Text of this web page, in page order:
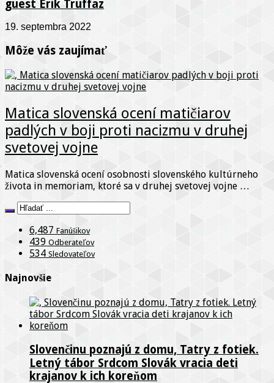
guest Erik Truffaz
19. septembra 2022
Môže vás zaujímať
Matica slovenská ocení matičiarov
padlých v boji proti nacizmu v druhej
svetovej vojne
Matica slovenská ocení osobnosti slovenského kultúrneho
života in memoriam, ktoré sa v druhej svetovej vojne …
6,487 Fanúšikov
439 Odberateľov
534 Sledovateľov
Najnovšie
Slovenčinu poznajú z domu, Tatry z fotiek.
Letný tábor Srdcom Slovák vracia deti
krajanov k ich koreňom